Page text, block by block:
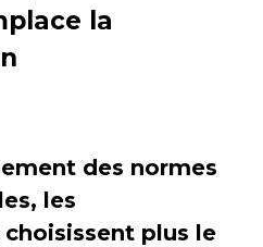
la
des normes
les
plus le